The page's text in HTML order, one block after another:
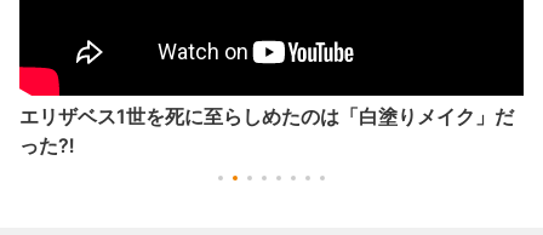
エリザベス1世を死に至らしめたのは「白塗りメイク」だ
った⁈